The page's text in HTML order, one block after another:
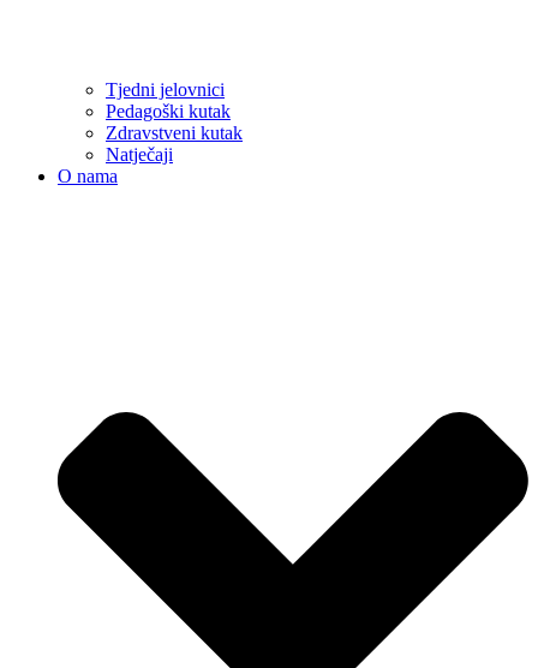
Tjedni jelovnici
Pedagoški kutak
Zdravstveni kutak
Natječaji
O nama